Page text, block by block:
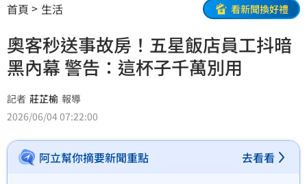
首頁 生活 看新聞換好禮
奧客秒送事故房！五星飯店員工抖暗
黑內幕 警告：這杯子千萬別用
記者 莊芷榆 報導
2026/06/04 07:22:00
阿立幫你摘要新聞重點 去看看